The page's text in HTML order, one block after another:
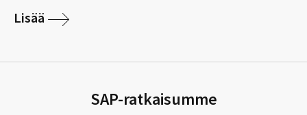
Lisää
SAP-ratkaisumme